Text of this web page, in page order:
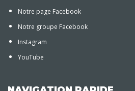
Notre page Facebook
Notre groupe Facebook
Instagram
YouTube